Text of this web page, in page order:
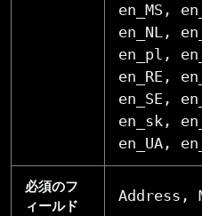
en_MS,
en_NL,
en_pl,
en_RE,
en_SE,
en_sk,
en_UA,
必須のフ
ィールド
Address,